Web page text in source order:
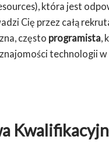
która jest
Cię przez całą
często programista,
technologii